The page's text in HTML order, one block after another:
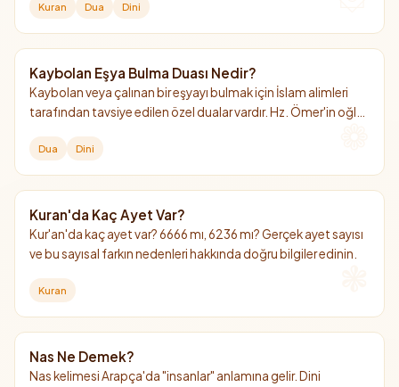
müjdelenmiştir.
Kuran Dua Dini
Kaybolan Eşya Bulma Duası Nedir?
Kaybolan veya çalınan bir eşyayı bulmak için İslam alimleri
tarafından tavsiye edilen özel dualar vardır. Hz. Ömer'in oğlu
bilinenidir.
Dua Dini
Kuran'da Kaç Ayet Var?
Kur'an'da kaç ayet var? 6666 mı, 6236 mı? Gerçek ayet sayısı
ve bu sayısal farkın nedenleri hakkında doğru bilgiler edinin.
Kuran
Nas Ne Demek?
Nas kelimesi Arapça'da "insanlar" anlamına gelir. Dini